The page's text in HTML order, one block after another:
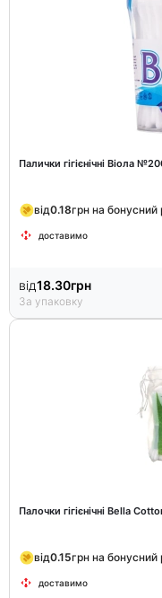
Палички гігієнічні Віола
від0.18грн на бонусний
доставимо
від18.30грн
За упаковку
Палочки гігієнічні Bella
від0.15грн на бонусний
доставимо